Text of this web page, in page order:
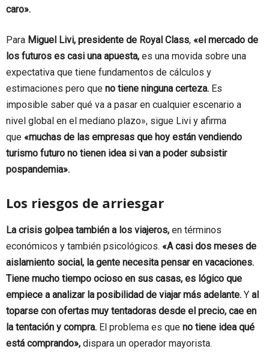
caro».
Para Miguel Livi, presidente de Royal Class, «el mercado de
los futuros es casi una apuesta, es una movida sobre una
expectativa que tiene fundamentos de cálculos y
estimaciones pero que no tiene ninguna certeza. Es
imposible saber qué va a pasar en cualquier escenario a
nivel global en el mediano plazo», sigue Livi y afirma
que «muchas de las empresas que hoy están vendiendo
turismo futuro no tienen idea si van a poder subsistir
pospandemia».
Los riesgos de arriesgar
La crisis golpea también a los viajeros, en términos
económicos y también psicológicos. «A casi dos meses de
aislamiento social, la gente necesita pensar en vacaciones.
Tiene mucho tiempo ocioso en sus casas, es lógico que
empiece a analizar la posibilidad de viajar más adelante. Y al
toparse con ofertas muy tentadoras desde el precio, cae en
la tentación y compra. El problema es que no tiene idea qué
está comprando», dispara un operador mayorista.